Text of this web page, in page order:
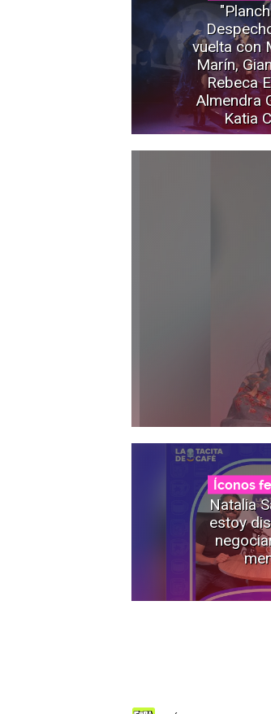
vuelta con
Marín,
Rebeca
Almendra
Katia
Íconos
Natalia
estoy